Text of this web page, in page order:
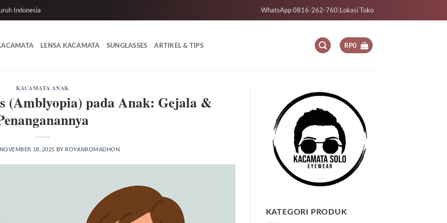
Indonesia WhatsApp 0816-262-760 Lokasi Toko
LENSA KACAMATA SUNGLASSES ARTIKEL & TIPS RP0
KACAMATA ANAK
(Amblyopia) pada Anak: Gejala &
NOVEMBER 18, 2025 BY ROYANROMADHON
KATEGORI PRODUK